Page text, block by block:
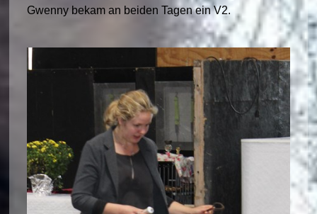
Gwenny bekam an beiden Tagen ein V2.